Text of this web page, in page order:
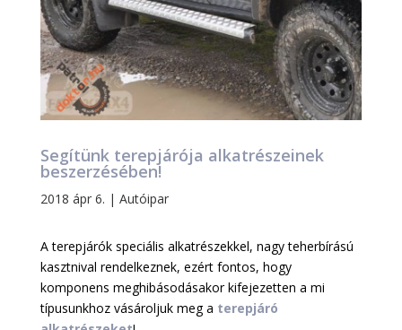
Segítünk terepjárója alkatrészeinek
beszerzésében!
2018 ápr 6. | Autóipar
A terepjárók speciális alkatrészekkel, nagy teherbírású
kasztnival rendelkeznek, ezért fontos, hogy
komponens meghibásodásakor kifejezetten a mi
típusunkhoz vásároljuk meg a terepjáró